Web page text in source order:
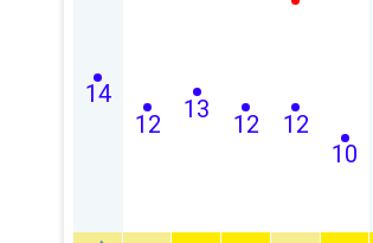
14
12
13
12 12
10